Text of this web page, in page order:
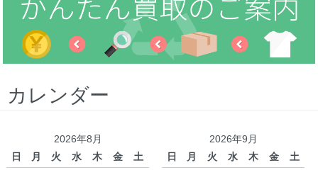
カレンダー
2026年8月
日
月 火 水 木 金
土
2026年9月
日
月 火 水 木 金
土